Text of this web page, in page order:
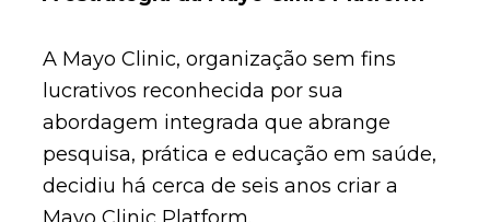
A Mayo Clinic, organização sem fins
lucrativos reconhecida por sua
abordagem integrada que abrange
pesquisa, prática e educação em saúde,
decidiu há cerca de seis anos criar a